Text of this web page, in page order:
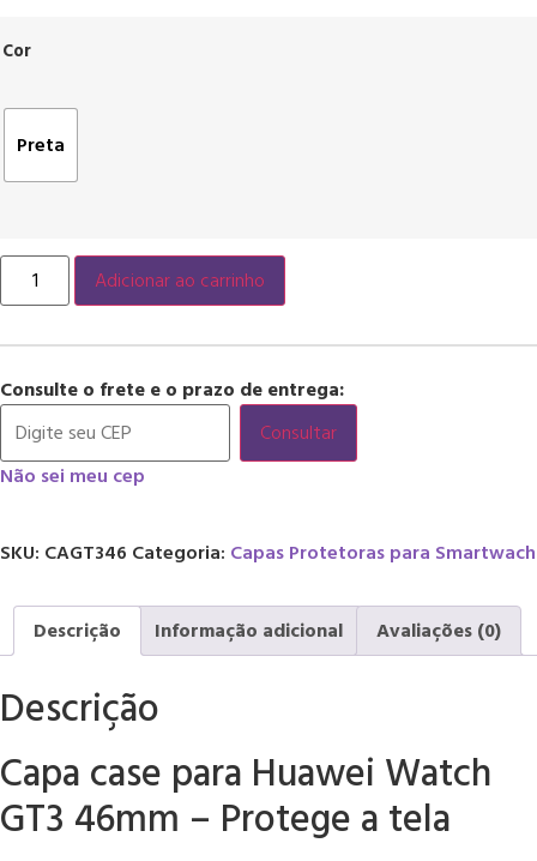
Cor
Preta
Adicionar ao carrinho
Consulte o frete e o prazo de entrega:
Consultar
Não sei meu cep
SKU: CAGT346 Categoria: Capas Protetoras para Smartwach
Descrição Informação adicional Avaliações (0)
Descrição
Capa case para Huawei Watch
GT3 46mm – Protege a tela